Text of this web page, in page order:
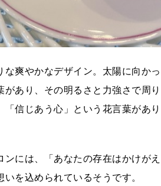
爽やかなデザイン。太陽に向か
あり、その明るさと力強さで周
信じあう心」という花言葉があ
には、「あなたの存在はかけが
を込められているそうです。